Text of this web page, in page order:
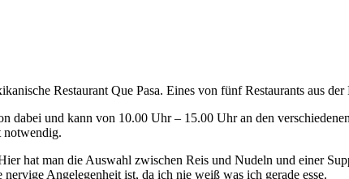
Restaurant Que Pasa. Eines von fünf Restaurants aus der
und kann von 10.00 Uhr – 15.00 Uhr an den
notwendig.
hat man die Auswahl zwischen Reis und Nudeln und einer
Angelegenheit ist, da ich nie weiß was ich gerade esse.